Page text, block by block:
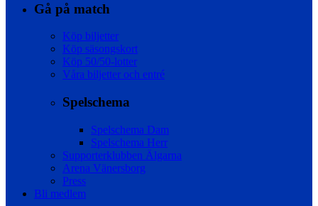
Gå på match
Köp biljetter
Köp säsongskort
Köp 50/50-lotter
Våra biljetter och entré
Spelschema
Spelschema Dam
Spelschema Herr
Supporterklubben Älgarna
Arena Vänersborg
Press
Bli medlem